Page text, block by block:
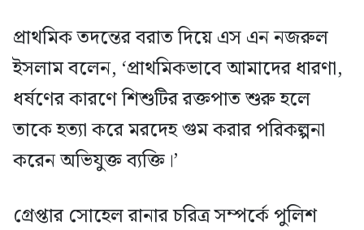
প্রাথমিক তদন্তের বরাত দিয়ে এস এন নজরুল
ইসলাম বলেন, ‘প্রাথমিকভাবে আমাদের ধারণা,
ধর্ষণের কারণে শিশুটির রক্তপাত শুরু হলে
তাকে হত্যা করে মরদেহ গুম করার পরিকল্পনা
করেন অভিযুক্ত ব্যক্তি।’
গ্রেপ্তার সোহেল রানার চরিত্র সম্পর্কে পুলিশ